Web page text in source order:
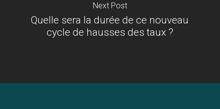
Next Post
Quelle sera la durée de ce nouveau
cycle de hausses des taux ?